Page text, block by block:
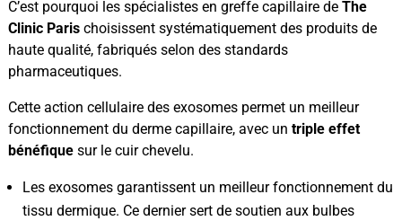
C’est pourquoi les spécialistes en greffe capillaire de The
Clinic Parischoisissent systématiquement des produits de
haute qualité, fabriqués selon des standards
pharmaceutiques.
Cette action cellulaire des exosomes permet un meilleur
fonctionnement du derme capillaire, avec un triple effet
bénéfiquesur le cuir chevelu.
Les exosomes garantissent un meilleur fonctionnement du
tissu dermique. Ce dernier sert de soutien aux bulbes